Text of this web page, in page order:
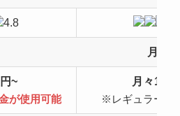
4.8
月額
~
が使用可能
月々
※レギュラープ